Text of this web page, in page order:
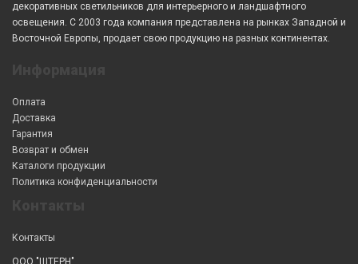
декоративных светильников для интерьерного и ландшафтного
освещения. С 2003 года компания представлена на рынках Западной и
Восточной Европы, продает свою продукцию на разных континентах.
Оплата
Доставка
Гарантия
Возврат и обмен
Каталоги продукции
Политика конфиденциальности
Контакты
ООО "ШТЕРН"